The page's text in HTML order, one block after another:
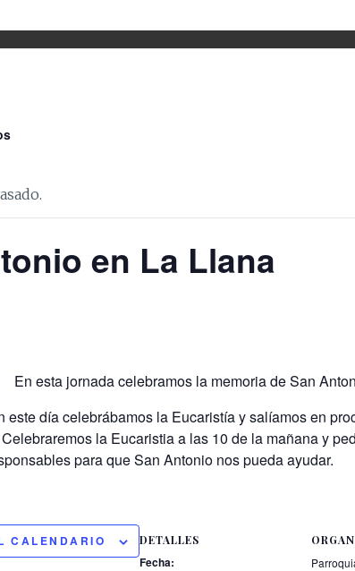
en La Llana
En esta jornada celebramos la memoria de San
este día celebrábamos la Eucaristía y salíamos en
la Eucaristia a las 10 de la mañana y
para que San Antonio nos pueda ayudar.
CALENDARIO DETALLES
Fecha: